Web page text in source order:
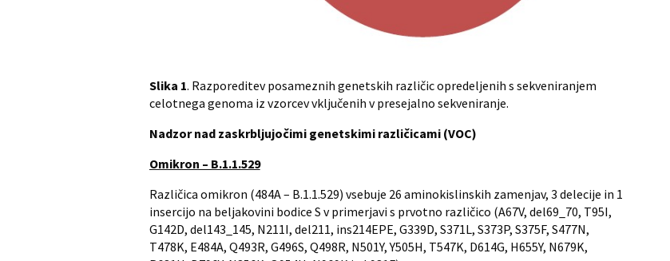
Slika 1. Razporeditev posameznih genetskih različic opredeljenih s sekveniranjem
celotnega genoma iz vzorcev vključenih v presejalno sekveniranje.
Nadzor nad zaskrbljujočimi genetskimi različicami (VOC)
Omikron – B.1.1.529
Različica omikron (484A – B.1.1.529) vsebuje 26 aminokislinskih zamenjav, 3 delecije in 1
insercijo na beljakovini bodice S v primerjavi s prvotno različico (A67V, del69_70, T95I,
G142D, del143_145, N211I, del211, ins214EPE, G339D, S371L, S373P, S375F, S477N,
T478K, E484A, Q493R, G496S, Q498R, N501Y, Y505H, T547K, D614G, H655Y, N679K,